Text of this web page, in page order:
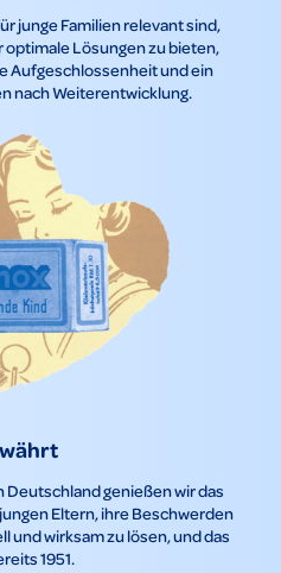
junge Familien relevant sind,
optimale Lösungen zu bieten,
Aufgeschlossenheit und ein
nach Weiterentwicklung.
Deutschland genießen wir das
Eltern, ihre Beschwerden
und wirksam zu lösen, und das
1951.